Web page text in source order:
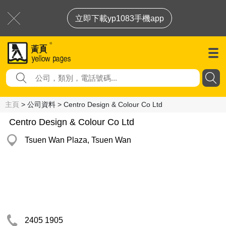
立即下載yp1083手機app
主頁 > 公司資料 > Centro Design & Colour Co Ltd
Centro Design & Colour Co Ltd
Tsuen Wan Plaza, Tsuen Wan
2405 1905